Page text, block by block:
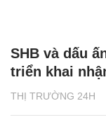
THỊ TRƯỜNG 24H
SHB và dấu
triển khai